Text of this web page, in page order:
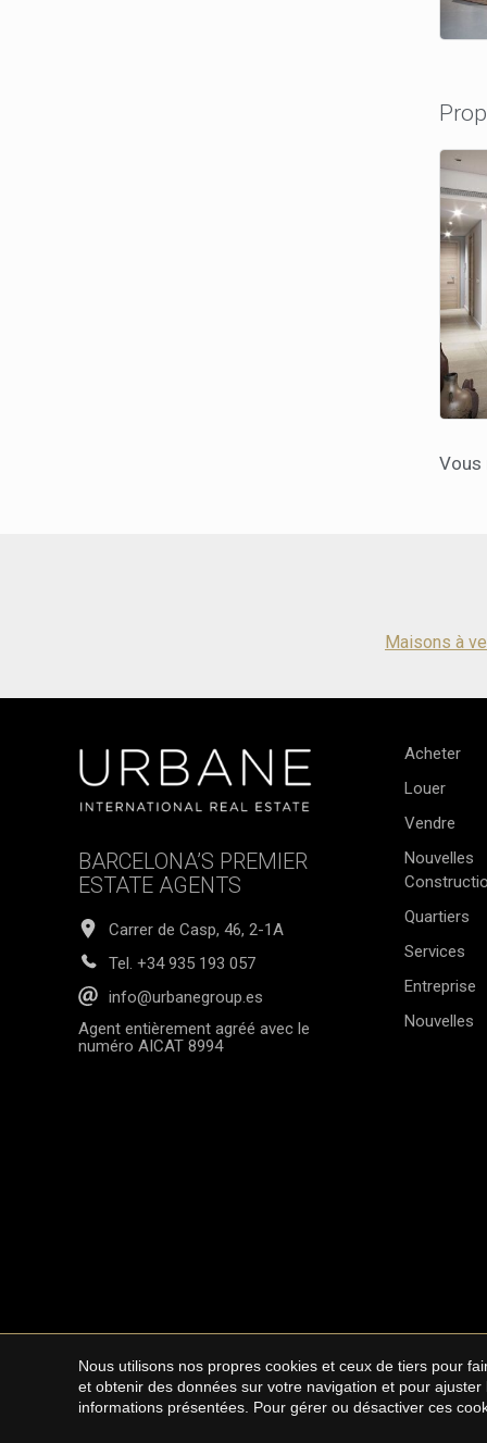
Vous
Maisons à
BARCELONA’S PREMIER
ESTATE AGENTS
Carrer de Casp, 46, 2-1A
Tel. +34 935 193 057
info@urbanegroup.es
Agent entièrement agréé avec le
numéro AICAT 8994
Acheter
Louer
Vendre
Nouvelles
Quartiers
Services
Entreprise
Nouvelles
Copyright © 2026
Nous utilisons nos propres cookies et ceux de tiers pour
et obtenir des données sur votre navigation et pour
informations présentées. Pour gérer ou désactiver ces